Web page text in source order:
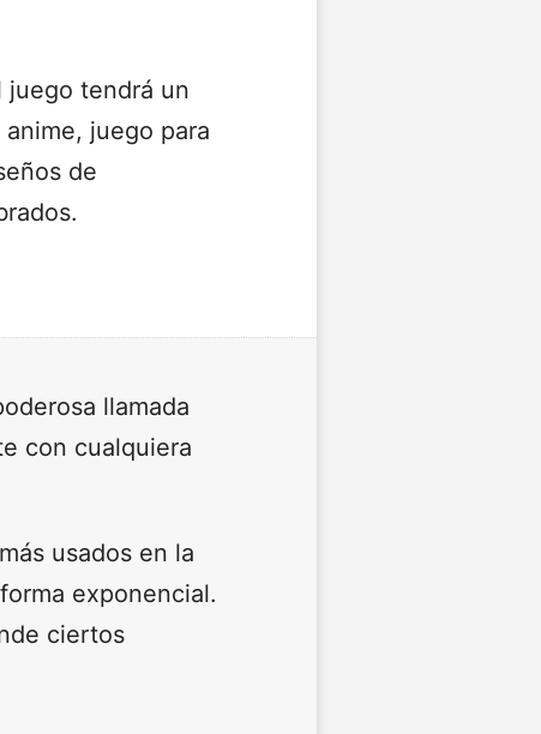
juego tendrá un
juego para
de
llamada
con cualquiera
usados en la
exponencial.
ciertos